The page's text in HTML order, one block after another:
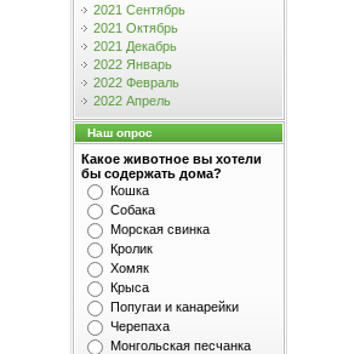
2021 Сентябрь
2021 Октябрь
2021 Декабрь
2022 Январь
2022 Февраль
2022 Апрель
Наш опрос
Какое животное вы хотели
бы содержать дома?
Кошка
Собака
Морская свинка
Кролик
Хомяк
Крыса
Попугаи и канарейки
Черепаха
Монгольская песчанка